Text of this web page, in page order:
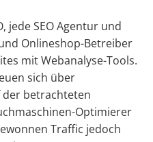
jede SEO Agentur und
Onlineshop-Betreiber
mit Webanalyse-Tools.
sich über
betrachteten
Optimierer
Traffic jedoch